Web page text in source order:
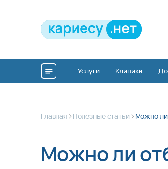
Услуги Клиники
Главная > Полезные статьи > Можно ли
Можно ли